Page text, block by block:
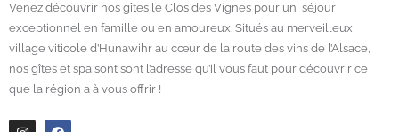
Venez découvrir nos gîtes le Clos des Vignes pour un séjour
exceptionnel en famille ou en amoureux. Situés au merveilleux
village viticole d’Hunawihr au cœur de la route des vins de l’Alsace,
nos gîtes et spa sont sont l’adresse qu’il vous faut pour découvrir ce
que la région a à vous offrir !